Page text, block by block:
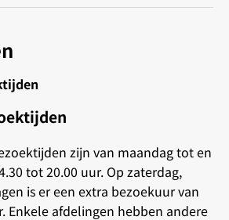
zijn van maandag tot en
tot 20.00 uur. Op zaterdag,
is er een extra bezoekuur van
Enkele afdelingen hebben andere